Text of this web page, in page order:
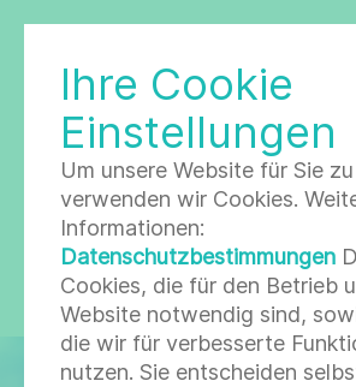
LABORGESELLSCHAFT
Spezial-
Ihre Cookie
Einstellungen
Um unsere Website für Sie
verwenden wir Cookies.
Informationen:
Datenschutzbestimmungen
Cookies, die für den Betrieb
Website notwendig sind,
die wir für verbesserte
nutzen. Sie entscheiden